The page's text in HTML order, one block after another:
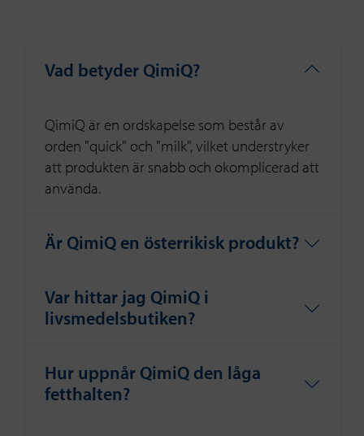
Vad betyder QimiQ?
QimiQ är en ordskapelse som består av
orden "quick" och "milk", vilket understryker
att produkten är snabb och okomplicerad att
använda.
Är QimiQ en österrikisk produkt?
Var hittar jag QimiQ i
livsmedelsbutiken?
Hur uppnår QimiQ den låga
fetthalten?